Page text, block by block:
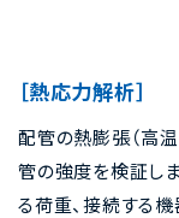
［熱応力解析］
配管の熱膨張（高
管の強度を検証し
る荷重、接続する